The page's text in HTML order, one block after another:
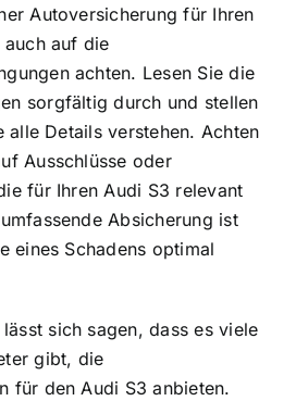
Autoversicherung für Ihren
auf die
achten. Lesen Sie die
sorgfältig durch und stellen
alle Details verstehen. Achten
Ausschlüsse oder
für Ihren Audi S3 relevant
Absicherung ist
eines Schadens optimal
sich sagen, dass es viele
gibt, die
für den Audi S3 anbieten.